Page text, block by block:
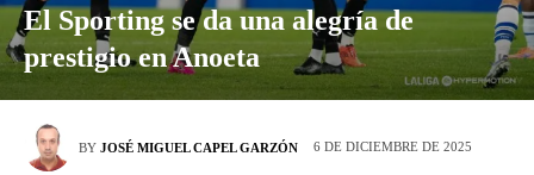
El Sporting se da una alegría de
prestigio en Anoeta
BY JOSÉ MIGUEL CAPEL GARZÓN 6 DE DICIEMBRE DE 2025